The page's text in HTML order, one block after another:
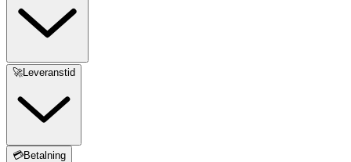
🚀Leveranstid
💳Betalning